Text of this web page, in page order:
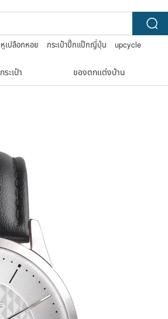
เปลือกหอย กระเป๋าปิ๊กแป๊กญี่ปุ่น
upcycle
กระเป๋า ของตกแต่งบ้าน